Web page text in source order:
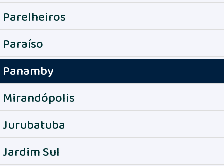
Parelheiros
Paraíso
Panamby
Mirandópolis
Jurubatuba
Jardim Sul